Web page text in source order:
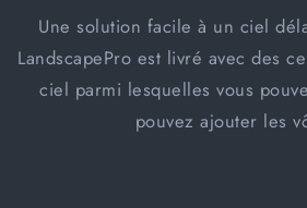
Une solution facile à un ciel
LandscapePro est livré avec des
ciel parmi lesquelles vous
pouvez ajouter les